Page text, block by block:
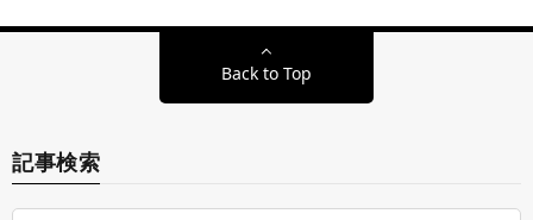
Back to Top
記事検索